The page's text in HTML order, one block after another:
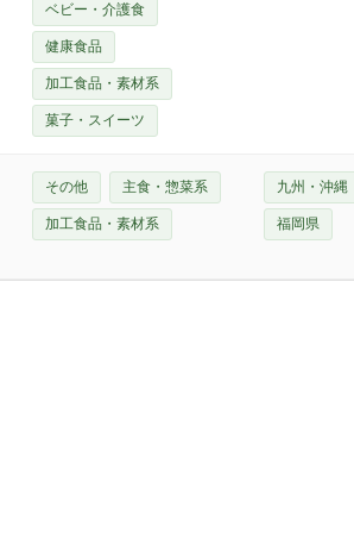
ベビー・介護食
健康食品
加工食品・素材系
菓子・スイーツ
その他 主食・惣菜系
加工食品・素材系
九州・沖縄
福岡県